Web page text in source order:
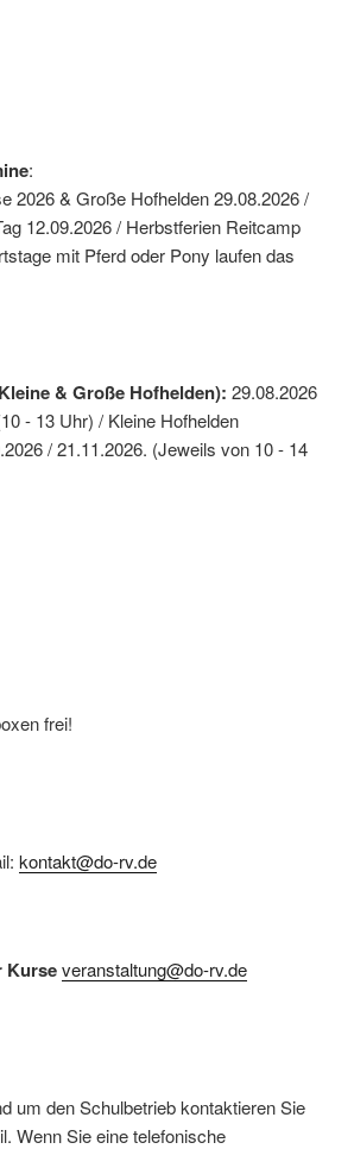
:
2026 & Große Hofhelden 29.08.2026 /
12.09.2026 / Herbstferien Reitcamp
mit Pferd oder Pony laufen das
& Große Hofhelden): 29.08.2026
- 13 Uhr) / Kleine Hofhelden
/ 21.11.2026. (Jeweils von 10 - 14
frei!
kontakt@do-rv.de
Kurseveranstaltung@do-rv.de
um den Schulbetrieb kontaktieren Sie
Wenn Sie eine telefonische